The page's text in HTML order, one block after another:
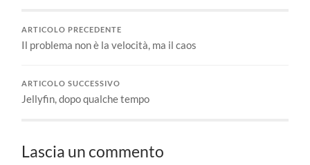
ARTICOLO PRECEDENTE
Il problema non è la velocità, ma il caos
ARTICOLO SUCCESSIVO
Jellyfin, dopo qualche tempo
Lascia un commento